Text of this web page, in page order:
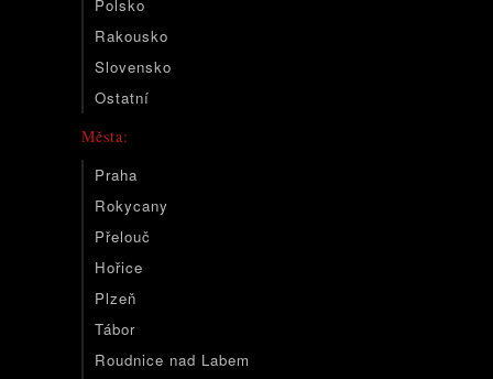
Polsko
Rakousko
Slovensko
Ostatní
Města:
Praha
Rokycany
Přelouč
Hořice
Plzeň
Tábor
Roudnice nad Labem